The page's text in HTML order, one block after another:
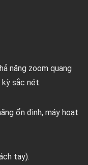
năng zoom quang
sắc nét.
ổn định, máy hoạt
tay).